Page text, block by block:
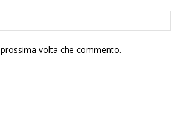
volta che commento.